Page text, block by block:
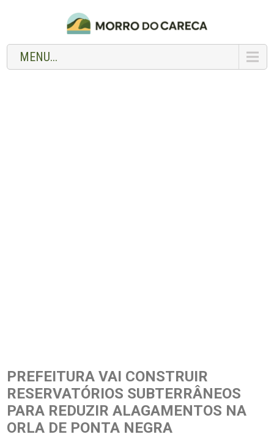
MENU...
PREFEITURA VAI CONSTRUIR
RESERVATÓRIOS SUBTERRÂNEOS
PARA REDUZIR ALAGAMENTOS NA
ORLA DE PONTA NEGRA